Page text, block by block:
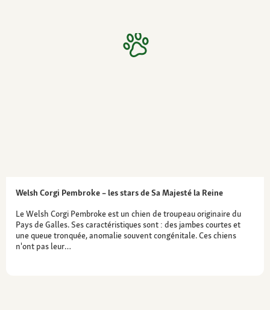
Welsh Corgi Pembroke – les stars de Sa Majesté la Reine
Le Welsh Corgi Pembroke est un chien de troupeau originaire du
Pays de Galles. Ses caractéristiques sont : des jambes courtes et
une queue tronquée, anomalie souvent congénitale. Ces chiens
n'ont pas leur…